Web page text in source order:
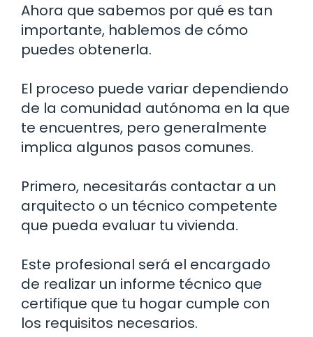
Ahora que sabemos por qué es tan
importante, hablemos de cómo
puedes obtenerla.
El proceso puede variar dependiendo
de la comunidad autónoma en la que
te encuentres, pero generalmente
implica algunos pasos comunes.
Primero, necesitarás contactar a un
arquitecto o un técnico competente
que pueda evaluar tu vivienda.
Este profesional será el encargado
de realizar un informe técnico que
certifique que tu hogar cumple con
los requisitos necesarios.